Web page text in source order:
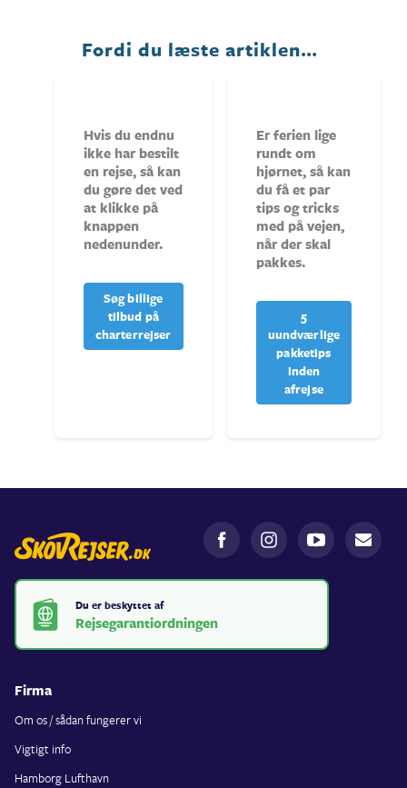
Fordi du læste artiklen…
Hvis du endnu
ikke har bestilt
en rejse, så kan
du gøre det ved
at klikke på
knappen
nedenunder.
Søg billige
tilbud på
charterrejser
Er ferien lige
rundt om
hjørnet, så kan
du få et par
tips og tricks
med på vejen,
når der skal
pakkes.
5
uundværlige
pakketips
inden
afrejse
Du er beskyttet af
Rejsegarantiordningen
Firma
Om os / sådan fungerer vi
Vigtigt info
Hamborg Lufthavn